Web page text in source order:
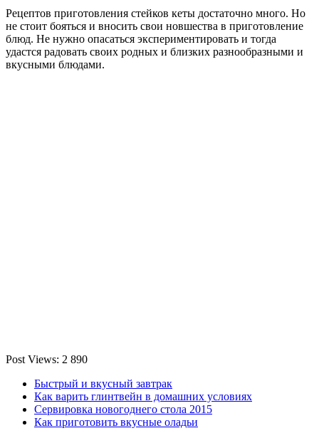
Рецептов приготовления стейков кеты достаточно много. Но
не стоит бояться и вносить свои новшества в приготовление
блюд. Не нужно опасаться экспериментировать и тогда
удастся радовать своих родных и близких разнообразными и
вкусными блюдами.
Post Views: 2 890
Быстрый и вкусный завтрак
Как варить глинтвейн в домашних условиях
Сервировка новогоднего стола 2015
Как приготовить вкусные оладьи